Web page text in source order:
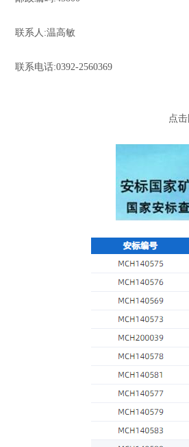
联系人:温高敏
联系电话:0392-2560369
点击图片查询煤